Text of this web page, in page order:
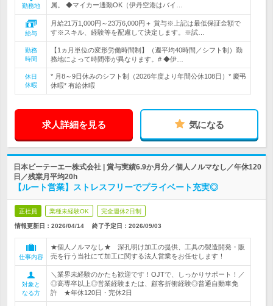
勤務地
属。 ◆マイカー通勤OK（伊丹空港はバイ…
給与
月給21万1,000円～23万6,000円＋ 賞与※上記は最低保証金額で
す※スキル、経験等を配慮して決定します。※試…
勤務
時間
【1ヵ月単位の変形労働時間制】（週平均40時間／シフト制）勤
務地によって時間帯が異なります。# ◆伊…
休日
休暇
* 月8～9日休みのシフト制（2026年度より年間公休108日）* 慶弔
休暇* 有給休暇
求人詳細を見る 気になる
日本ビーテーエー株式会社 | 賞与実績6.9か月分／個人ノルマなし／年休120
日／残業月平均20h
【ルート営業】ストレスフリーでプライベート充実◎
正社員 業種未経験OK 完全週休2日制
情報更新日：2026/04/14 終了予定日： 2026/09/03
仕事内容
★個人ノルマなし★ 深孔明け加工の提供、工具の製造開発・販
売を行う当社にて加工に関する法人営業をお任せします！
対象と
なる方
＼業界未経験のかたも歓迎です！OJTで、しっかりサポート！／
◎高専卒以上◎営業経験または、顧客折衝経験◎普通自動車免
許 ★年休120日・完休2日